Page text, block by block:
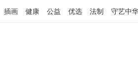
插画 健康 公益 优选 法制 守艺中